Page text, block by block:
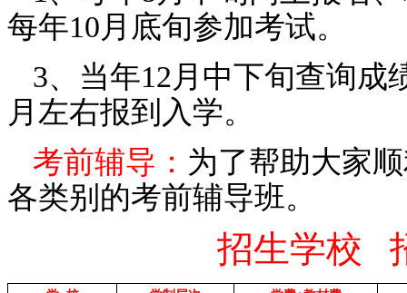
每年10月底旬参加考试。
3、当年12月中下旬查
月左右报到入学。
考前辅导： 为了帮助大家
各类别的考前辅导班。
招生学校